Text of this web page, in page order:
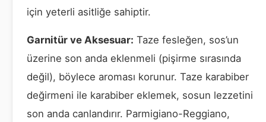
için yeterli asitliğe sahiptir.
Garnitür ve Aksesuar: Taze fesleğen, sos’un
üzerine son anda eklenmeli (pişirme sırasında
değil), böylece aroması korunur. Taze karabiber
değirmeni ile karabiber eklemek, sosun lezzetini
son anda canlandırır. Parmigiano-Reggiano,